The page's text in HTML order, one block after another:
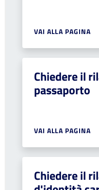
VAI ALLA PAGINA
Chiedere il
passaporto
VAI ALLA PAGINA
Chiedere il